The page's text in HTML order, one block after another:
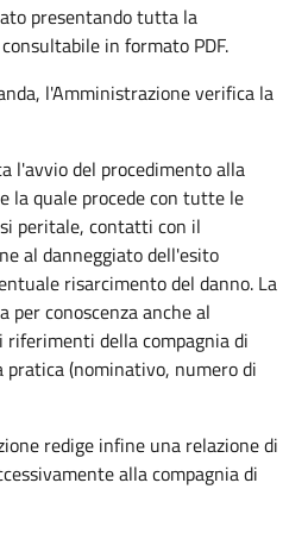
presentando tutta la
in formato PDF.
l'Amministrazione verifica la
l'avvio del procedimento alla
la quale procede con tutte le
peritale, contatti con il
al danneggiato dell'esito
risarcimento del danno. La
per conoscenza anche al
della compagnia di
pratica (nominativo, numero di
redige infine una relazione di
alla compagnia di